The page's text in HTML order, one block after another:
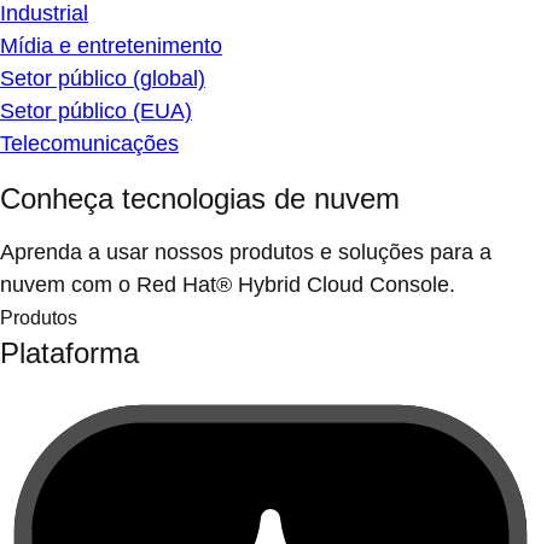
Industrial
Mídia e entretenimento
Setor público (global)
Setor público (EUA)
Telecomunicações
Conheça tecnologias de nuvem
Aprenda a usar nossos produtos e soluções para a
nuvem com o Red Hat® Hybrid Cloud Console.
Produtos
Plataforma